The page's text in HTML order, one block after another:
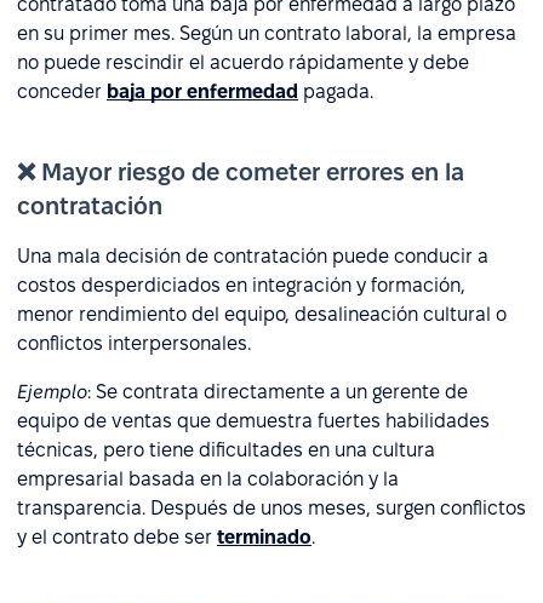
contratado toma una baja por enfermedad a largo plazo
en su primer mes. Según un contrato laboral, la empresa
no puede rescindir el acuerdo rápidamente y debe
conceder baja por enfermedad pagada.
❌ Mayor riesgo de cometer errores en la
contratación
Una mala decisión de contratación puede conducir a
costos desperdiciados en integración y formación,
menor rendimiento del equipo, desalineación cultural o
conflictos interpersonales.
Ejemplo: Se contrata directamente a un gerente de
equipo de ventas que demuestra fuertes habilidades
técnicas, pero tiene dificultades en una cultura
empresarial basada en la colaboración y la
transparencia. Después de unos meses, surgen conflictos
y el contrato debe ser terminado.